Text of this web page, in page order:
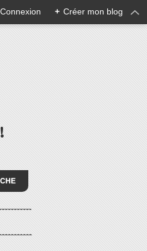
Connexion + Créer mon blog